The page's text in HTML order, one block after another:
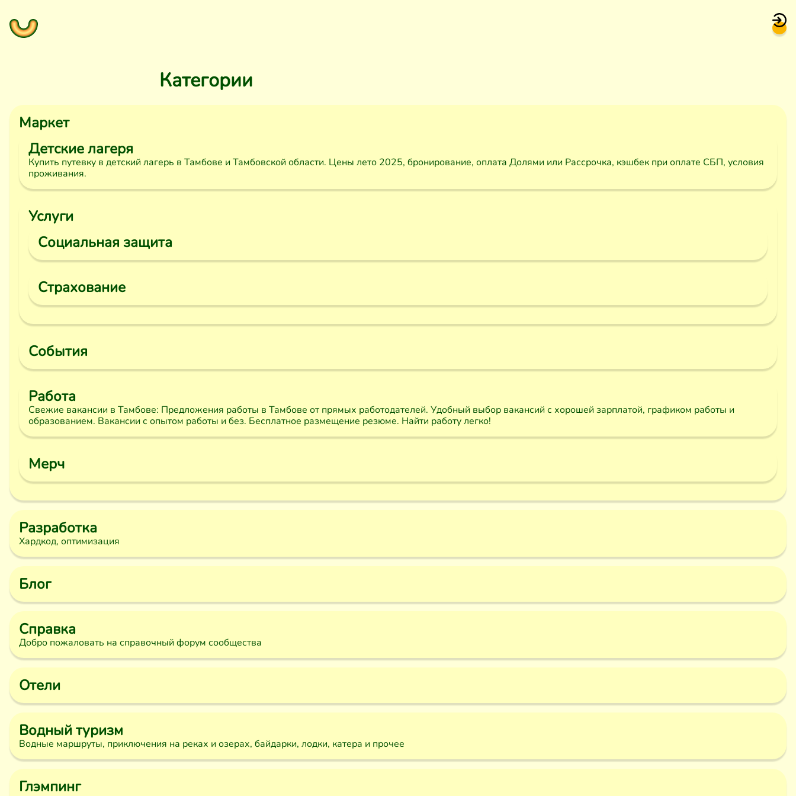
Категории
Маркет
Детские лагеря
Купить путевку в детский лагерь в Тамбове и Тамбовской области. Цены лето 2025, бронирование, оплата Долями или Рассрочка, кэшбек при оплате СБП, условия
проживания.
Услуги
Социальная защита
Страхование
События
Работа
Свежие вакансии в Тамбове: Предложения работы в Тамбове от прямых работодателей. Удобный выбор вакансий с хорошей зарплатой, графиком работы и
образованием. Вакансии с опытом работы и без. Бесплатное размещение резюме. Найти работу легко!
Мерч
Разработка
Хардкод, оптимизация
Блог
Справка
Добро пожаловать на справочный форум сообщества
Отели
Водный туризм
Водные маршруты, приключения на реках и озерах, байдарки, лодки, катера и прочее
Глэмпинг